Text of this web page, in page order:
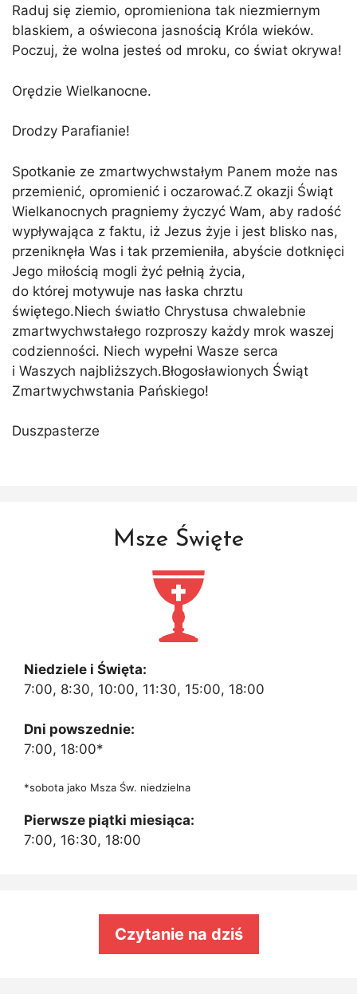
Raduj się ziemio, opromieniona tak niezmiernym
blaskiem, a oświecona jasnością Króla wieków.
Poczuj, że wolna jesteś od mroku, co świat okrywa!
Orędzie Wielkanocne.
Drodzy Parafianie!
Spotkanie ze zmartwychwstałym Panem może nas
przemienić, opromienić i oczarować.Z okazji Świąt
Wielkanocnych pragniemy życzyć Wam, aby radość
wypływająca z faktu, iż Jezus żyje i jest blisko nas,
przeniknęła Was i tak przemieniła, abyście dotknięci
Jego miłością mogli żyć pełnią życia,
do której motywuje nas łaska chrztu
świętego.Niech światło Chrystusa chwalebnie
zmartwychwstałego rozproszy każdy mrok waszej
codzienności. Niech wypełni Wasze serca
i Waszych najbliższych.Błogosławionych Świąt
Zmartwychwstania Pańskiego!
Duszpasterze
Msze Święte
Niedziele i Święta:
7:00, 8:30, 10:00, 11:30, 15:00, 18:00
Dni powszednie:
7:00, 18:00*
*sobota jako Msza Św. niedzielna
Pierwsze piątki miesiąca:
7:00, 16:30, 18:00
Czytanie na dziś